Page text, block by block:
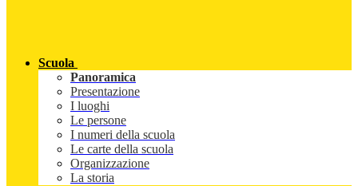
Scuola
Panoramica
Presentazione
I luoghi
Le persone
I numeri della scuola
Le carte della scuola
Organizzazione
La storia